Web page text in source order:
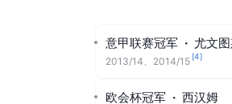
意甲联赛冠军 · 尤文
2013/14、2014/15 [4]
欧会杯冠军 · 西汉姆